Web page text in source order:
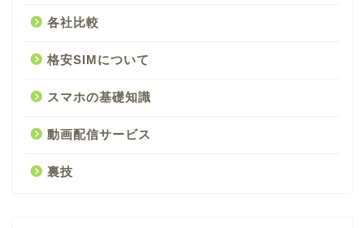
各社比較
格安SIMについて
スマホの基礎知識
動画配信サービス
裏技